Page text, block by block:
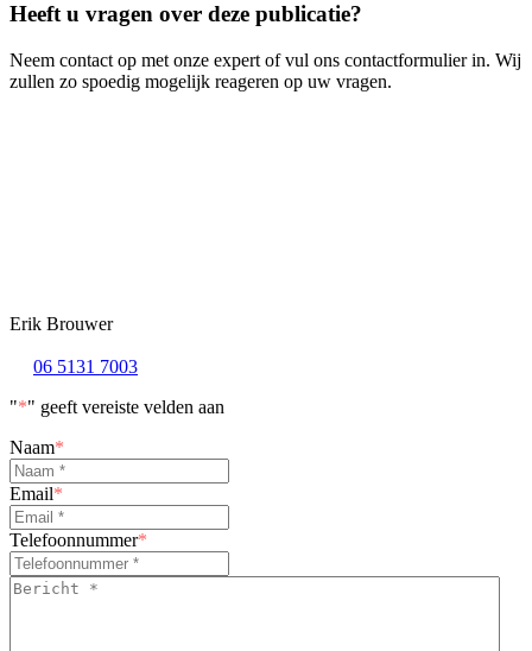
Heeft u vragen over deze publicatie?
Neem contact op met onze expert of vul ons contactformulier in. Wij
zullen zo spoedig mogelijk reageren op uw vragen.
Erik Brouwer
06 5131 7003
"*" geeft vereiste velden aan
Naam*
Email*
Telefoonnummer*
Bericht